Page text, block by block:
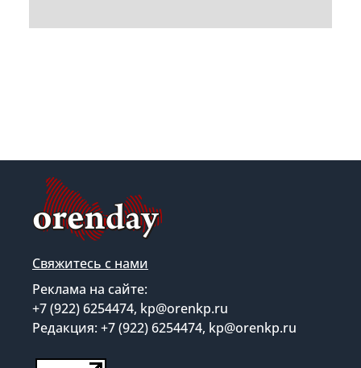
Свяжитесь с нами
Реклама на сайте:
+7 (922) 6254474, kp@orenkp.ru
Редакция: +7 (922) 6254474, kp@orenkp.ru